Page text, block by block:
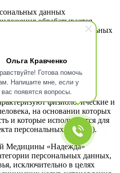
Ольга Кравченко
Готова помочь
Напишите мне, если у
вас появятся вопросы.
данных
обрабатывается
категорий персональных
исследований
приложения,
мобильного приложения,
приложения.
«Надежда» не
персональных
физиологические и
на основании которых
и которые используются для
персональных данных).
Медицины «Надежда»
персональных данных,
исключительно в целях